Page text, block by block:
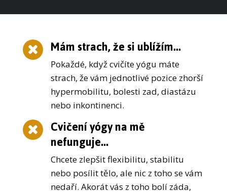
Mám strach, že si ublížím...
Pokaždé, když cvičíte yógu máte
strach, že vám jednotlivé pozice zhorší
hypermobilitu, bolesti zad, diastázu
nebo inkontinenci.
Cvičení yógy na mě
nefunguje...
Chcete zlepšit flexibilitu, stabilitu
nebo posílit tělo, ale nic z toho se vám
nedaří. Akorát vás z toho bolí záda,